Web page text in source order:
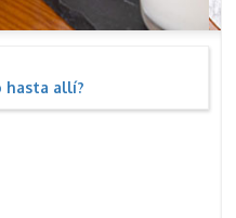
hasta allí?